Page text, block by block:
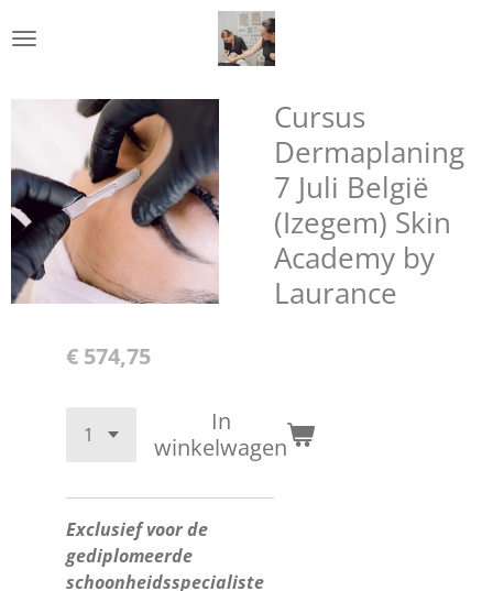
direct
de
hoofdinhoud
Cursus
Dermaplaning
7 Juli België
(Izegem) Skin
Academy by
Laurance
€ 574,75
In
winkelwagen
Exclusief voor de
gediplomeerde
schoonheidsspecialiste